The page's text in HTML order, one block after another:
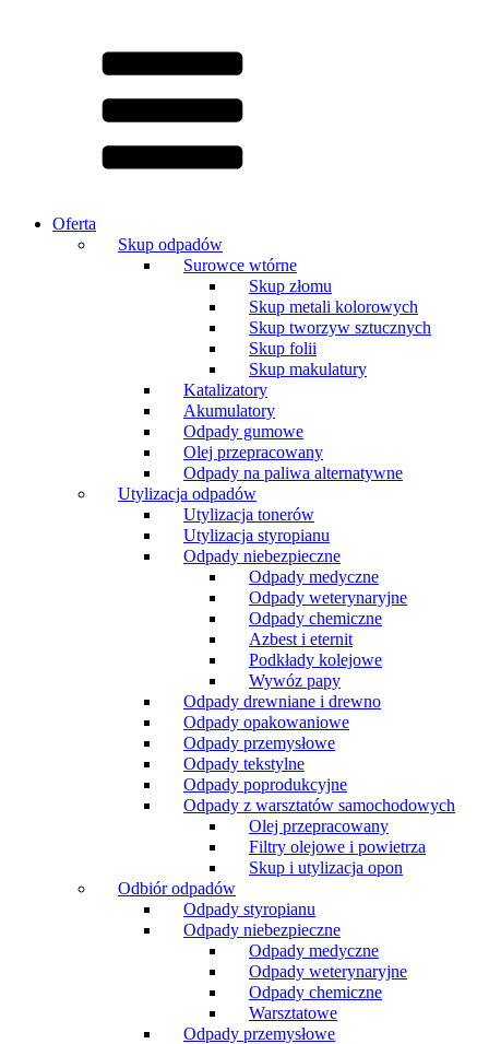
Oferta
Skup odpadów
Surowce wtórne
Skup złomu
Skup metali kolorowych
Skup tworzyw sztucznych
Skup folii
Skup makulatury
Katalizatory
Akumulatory
Odpady gumowe
Olej przepracowany
Odpady na paliwa alternatywne
Utylizacja odpadów
Utylizacja tonerów
Utylizacja styropianu
Odpady niebezpieczne
Odpady medyczne
Odpady weterynaryjne
Odpady chemiczne
Azbest i eternit
Podkłady kolejowe
Wywóz papy
Odpady drewniane i drewno
Odpady opakowaniowe
Odpady przemysłowe
Odpady tekstylne
Odpady poprodukcyjne
Odpady z warsztatów samochodowych
Olej przepracowany
Filtry olejowe i powietrza
Skup i utylizacja opon
Odbiór odpadów
Odpady styropianu
Odpady niebezpieczne
Odpady medyczne
Odpady weterynaryjne
Odpady chemiczne
Warsztatowe
Odpady przemysłowe